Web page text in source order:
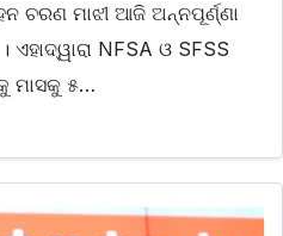
ଚରଣ ମାଝୀ ଆଜି ଅନ୍ନପୂର୍ଣ୍ଣା
NFSA ଓ SFSS
ମାସକୁ ୫…